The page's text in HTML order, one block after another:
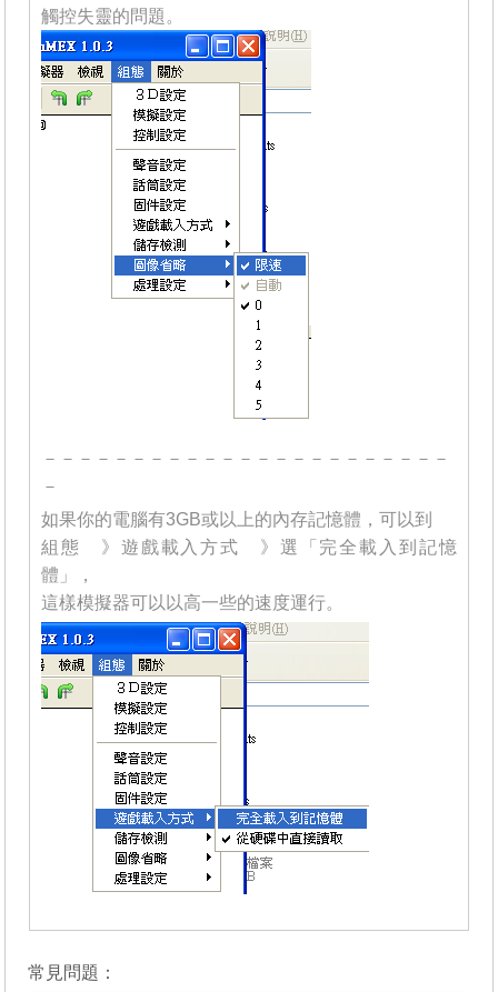
觸控失靈的問題。
－－－－－－－－－－－－－－－－－－－－－－－
－
如果你的電腦有3GB或以上的內存記憶體，可以到
組態 》遊戲載入方式 》選「完全載入到記憶
體」，
這樣模擬器可以以高一些的速度運行。
常見問題：